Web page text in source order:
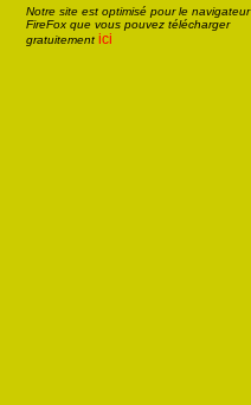
Notre site est optimisé pour le navigateur
FireFox que vous pouvez télécharger
gratuitement ici